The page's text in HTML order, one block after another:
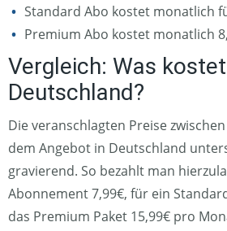
Standard Abo kostet monatlich
Premium Abo kostet monatlich
Vergleich: Was
Deutschland?
Die veranschlagten Preise
dem Angebot in Deutschland
gravierend. So bezahlt man
Abonnement 7,99€, für ein
das Premium Paket 15,99€ pro